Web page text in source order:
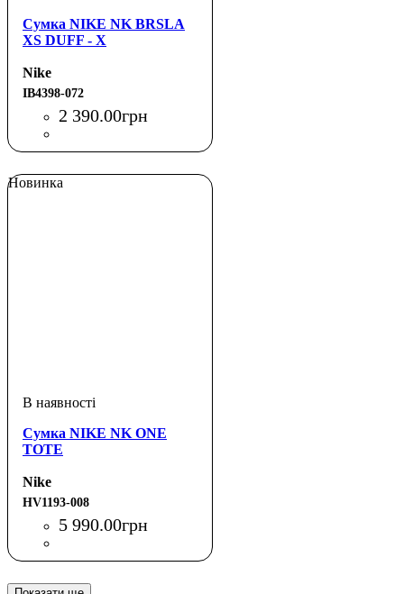
Сумка NIKE NK BRSLA
XS DUFF - X
Nike
IB4398-072
2 390.00грн
Новинка
Сумка NIKE NK ONE
TOTE
Nike
HV1193-008
5 990.00грн